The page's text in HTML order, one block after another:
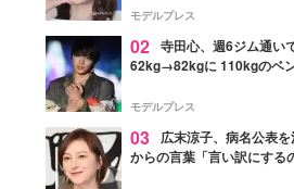
モデルプレス
02 寺田心、週6ジム通い
62kg→82kgに 110kgのベ
「かっこいい」と反響
モデルプレス
03
広末涼子、病名公表
からの言葉「言い訳にする